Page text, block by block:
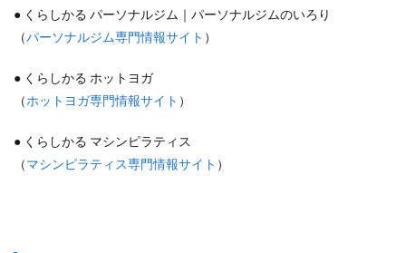
● くらしかる パーソナルジム｜パーソナルジムのいろり
（パーソナルジム専門情報サイト ）
● くらしかる ホットヨガ
（ホットヨガ専門情報サイト ）
● くらしかる マシンピラティス
（マシンピラティス専門情報サイト ）